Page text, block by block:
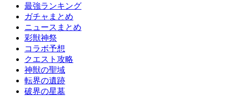
最強ランキング
ガチャまとめ
ニュースまとめ
彩獣神祭
コラボ予想
クエスト攻略
神獣の聖域
転界の遺跡
破界の星墓